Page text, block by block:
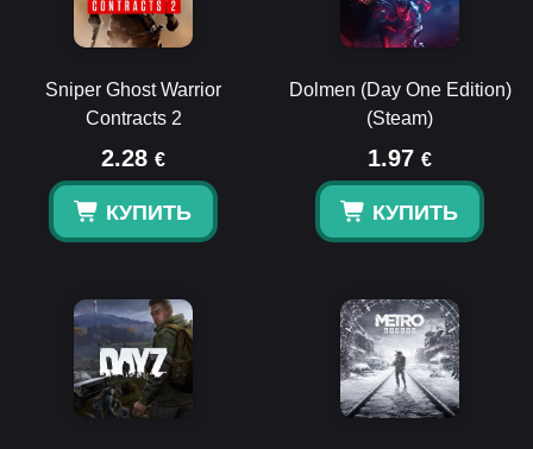
Sniper Ghost Warrior
Contracts 2
2.28 €
КУПИТЬ
Dolmen (Day One Edition)
(Steam)
1.97 €
КУПИТЬ